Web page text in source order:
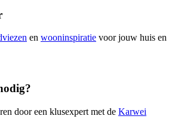
en wooninspiratie voor jouw huis en
door een klusexpert met de Karwei